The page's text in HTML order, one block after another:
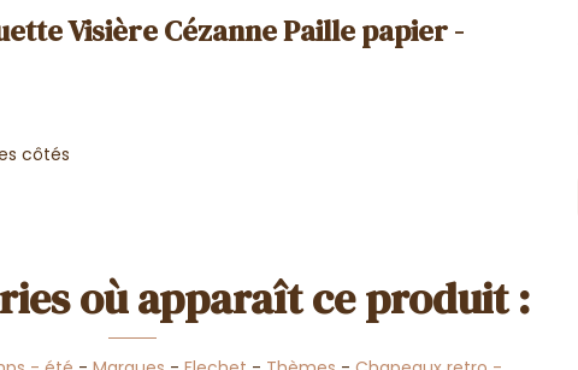
Visière Cézanne Paille papier -
côtés
où apparaît ce produit :